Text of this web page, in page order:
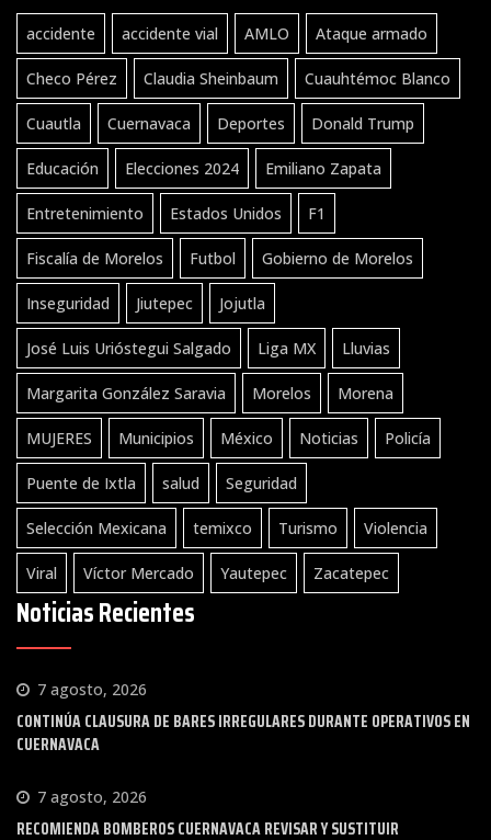
accidente accidente vial AMLO Ataque armado
Checo Pérez Claudia Sheinbaum Cuauhtémoc Blanco
Cuautla Cuernavaca Deportes Donald Trump
Educación Elecciones 2024 Emiliano Zapata
Entretenimiento Estados Unidos F1
Fiscalía de Morelos Futbol Gobierno de Morelos
Inseguridad Jiutepec Jojutla
José Luis Urióstegui Salgado Liga MX Lluvias
Margarita González Saravia Morelos Morena
MUJERES Municipios México Noticias Policía
Puente de Ixtla salud Seguridad
Selección Mexicana temixco Turismo Violencia
Viral Víctor Mercado Yautepec Zacatepec
Noticias Recientes
7 agosto, 2026
CONTINÚA CLAUSURA DE BARES IRREGULARES DURANTE OPERATIVOS EN
CUERNAVACA
7 agosto, 2026
RECOMIENDA BOMBEROS CUERNAVACA REVISAR Y SUSTITUIR